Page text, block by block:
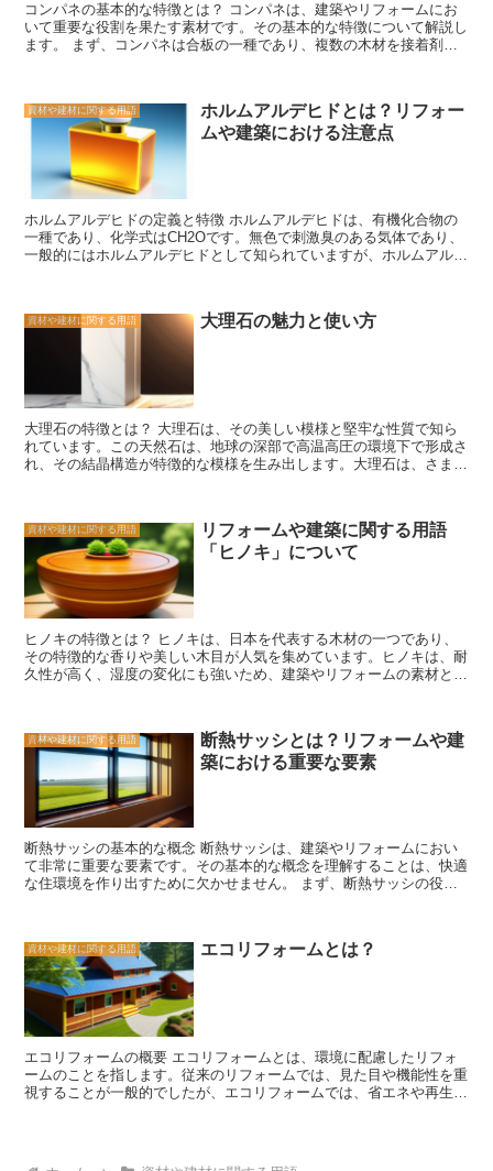
コンパネの基本的な特徴とは？ コンパネは、建築やリフォームにお
いて重要な役割を果たす素材です。その基本的な特徴について解説し
ます。 まず、コンパネは合板の一種であり、複数の木材を接着剤で
工性にも優れています。木材と同様に切削や穴あけが容易であり、
様々な形状に加工することができます。そのため、建築やリフォーム
において、柱や壁、床などの構造材として幅広く使用されています。
また、コンパネは断熱性や防音性にも優れています。木材の特性を活
かし、熱や音の伝導を抑える効果があります。これにより、快適な室
内環境を実現することができます。 さらに、コンパネは環境にも配
慮した素材です。木材は再生可能な資源であり、コンパネはその特性
を活かして作られています。また、接着剤にも環境に優しいものが使
用されており、持続可能な建築やリフォームに貢献しています。 以
ています。今後もさらなる進化が期待される素材であり、その可能性
は広がるばかりです。
資材や建材に関する用語
ホルムアルデヒドとは？リフォー
ムや建築における注意点
ホルムアルデヒドの定義と特徴 ホルムアルデヒドは、有機化合物の
一種であり、化学式はCH2Oです。無色で刺激臭のある気体であり、
一般的にはホルムアルデヒドとして知られていますが、ホルムアルデ
ります。これらの製品は、ホルムアルデヒドを含む合成樹脂で作られ
ており、耐久性や耐候性を向上させるために使用されます。 ホルム
アルデヒドは、その特性から建築やリフォームにおいて注意が必要な
物質とされています。長期間にわたってホルムアルデヒドを放出し続
ける製品は、室内空気中のホルムアルデヒド濃度を上昇させる可能性
があります。これは、室内空気の質を悪化させ、健康被害を引き起こ
す可能性があるためです。 特に、密閉された空間や換気の悪い場所
では、ホルムアルデヒドの濃度が高くなる可能性があります。そのた
め、建築やリフォームを行う際には、ホルムアルデヒドの含有量や放
散量を確認し、適切な対策を取ることが重要です。 ホルムアルデヒ
は、低ホルムアルデヒドの製品を選ぶことも重要です。 ホルムアル
デヒドは、室内空気の質に影響を与える可能性があるため、建築やリ
フォームにおいては注意が必要です。適切な対策を講じることで、健
康な室内環境を維持することができます。
資材や建材に関する用語 大理石の魅力と使い方
大理石の特徴とは？ 大理石は、その美しい模様と堅牢な性質で知ら
れています。この天然石は、地球の深部で高温高圧の環境下で形成さ
れ、その結晶構造が特徴的な模様を生み出します。大理石は、さまざ
徴の一つは、その耐久性です。大理石は非常に堅い石であり、傷や汚
れに強いため、長期間にわたって美しい状態を保つことができます。
また、大理石は熱にも強く、キッチンやバスルームなどの高温環境で
も変形することなく使用することができます。 さらに、大理石は自
然石ならではの個性的な模様を持っています。その模様は、地球の歴
史や地質学的なプロセスの結果として形成されており、一つとして同
じものはありません。この個性的な模様は、建築やインテリアデザイ
ンにおいて独自の美しさを生み出し、空間に豪華さと高級感を与えま
す。 大理石はまた、その使い方の幅広さでも知られています。床や
壁のタイル、カウンタートップ、テーブルトップなど、さまざまな形
大理石の特徴は、その美しさと耐久性にあります。その個性的な模様
と使い方の幅広さは、建築やインテリアデザインにおいて非常に重要
な要素となっています。大理石を使用することで、空間に豪華さと高
級感を与えることができます。
資材や建材に関する用語
リフォームや建築に関する用語
「ヒノキ」について
ヒノキの特徴とは？ ヒノキは、日本を代表する木材の一つであり、
その特徴的な香りや美しい木目が人気を集めています。ヒノキは、耐
久性が高く、湿度の変化にも強いため、建築やリフォームの素材とし
クス効果やストレス解消効果があると言われており、日本の伝統的な
お風呂である「お風呂の香りとしても知られています。 また、ヒノ
キの木目も美しい特徴の一つです。ヒノキの木目は、緻密で均一な模
様が特徴であり、その美しさから高級な家具や建築材料としても使用
されています。また、ヒノキは加工しやすいため、様々な形状やデザ
インに加工することができます。 さらに、ヒノキは耐久性が高いた
め、長期間の使用にも耐えることができます。特に、湿度の変化に強
い性質を持っており、湿度の高い場所でも腐りにくいため、お風呂や
キッチンなどの水回りのリフォームにも適しています。 ヒノキは、
り、持続可能な建築やリフォームにも貢献しています。是非、ヒノキ
を使った素敵な空間を作り上げてみてください。
資材や建材に関する用語
断熱サッシとは？リフォームや建
築における重要な要素
断熱サッシの基本的な概念 断熱サッシは、建築やリフォームにおい
て非常に重要な要素です。その基本的な概念を理解することは、快適
な住環境を作り出すために欠かせません。 まず、断熱サッシの役割
むのを防ぎます。これにより、室内の温度を一定に保ち、エネルギー
効率を向上させることができます。 断熱サッシの構造には、断熱材
や二重ガラスが使用されています。断熱材は、熱の伝導を防ぐために
使用されます。一般的には、ポリウレタンやグラスウールなどの断熱
材が使用されます。また、二重ガラスは、内側と外側にガラスを重ね
ることで、断熱性能を高める役割を果たします。 さらに、断熱サッ
シの選び方にも注意が必要です。断熱性能は、U値と呼ばれる数値で
表されます。U値が低いほど断熱性能が高くなります。また、断熱サ
ッシの種類には、アルミサッシや木製サッシ、樹脂サッシなどがあり
で、エネルギー効率の向上や快適な室内環境の実現に貢献することが
資材や建材に関する用語 エコリフォームとは？
エコリフォームの概要 エコリフォームとは、環境に配慮したリフォ
ームのことを指します。従来のリフォームでは、見た目や機能性を重
視することが一般的でしたが、エコリフォームでは、省エネや再生可
効率を高め、エネルギーの無駄を減らします。また、エネルギー効率